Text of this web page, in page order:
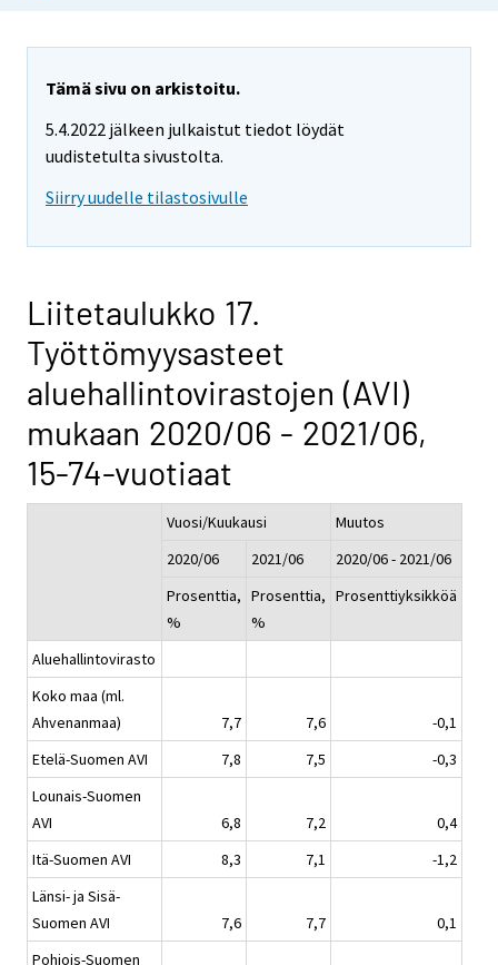
Tämä sivu on arkistoitu.
5.4.2022 jälkeen julkaistut tiedot löydät
uudistetulta sivustolta.
Siirry uudelle tilastosivulle
Liitetaulukko 17.
Työttömyysasteet
aluehallintovirastojen (AVI)
mukaan 2020/06 - 2021/06,
15-74-vuotiaat
Vuosi/Kuukausi
Muutos
2020/06
2021/06
2020/06 - 2021/06
Prosenttia,
%
Prosenttia,
%
Prosenttiyksikköä
Aluehallintovirasto
Koko maa (ml.
Ahvenanmaa)
7,7 7,6
-0,1
Etelä-Suomen AVI
7,8 7,5
-0,3
Lounais-Suomen
AVI
6,8 7,2
0,4
Itä-Suomen AVI
8,3 7,1
-1,2
Länsi- ja Sisä-
Suomen AVI
7,6 7,7
0,1
Pohjois-Suomen